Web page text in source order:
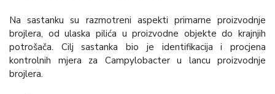
Na sastanku su razmotreni aspekti primarne proizvodnje
brojlera, od ulaska pilića u proizvodne objekte do krajnjih
potrošača. Cilj sastanka bio je identifikacija i procjena
kontrolnih mjera za Campylobacter u lancu proizvodnje
brojlera.